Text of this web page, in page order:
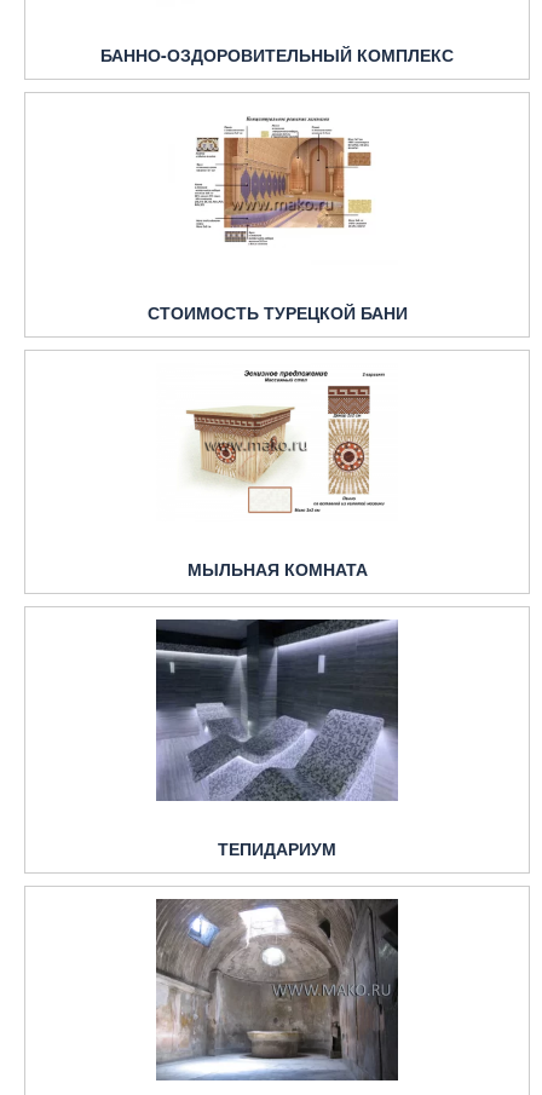
БАННО-ОЗДОРОВИТЕЛЬНЫЙ КОМПЛЕКС
СТОИМОСТЬ ТУРЕЦКОЙ БАНИ
МЫЛЬНАЯ КОМНАТА
ТЕПИДАРИУМ